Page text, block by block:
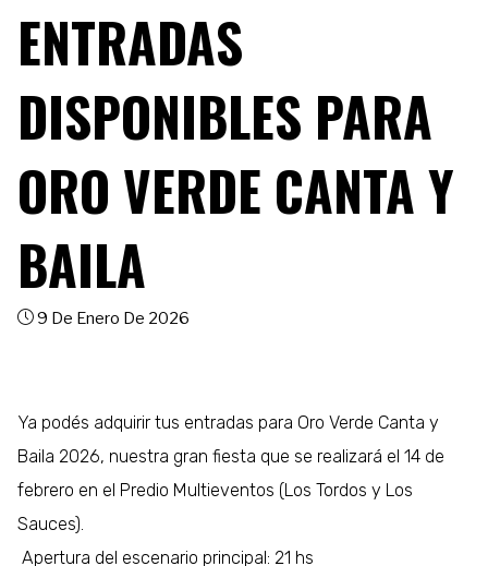
ENTRADAS
DISPONIBLES PARA
ORO VERDE CANTA Y
BAILA
9 De Enero De 2026
Ya podés adquirir tus entradas para Oro Verde Canta y
Baila 2026, nuestra gran fiesta que se realizará el 14 de
febrero en el Predio Multieventos (Los Tordos y Los
Sauces).
Apertura del escenario principal: 21 hs